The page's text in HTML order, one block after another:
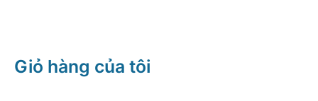
Giỏ hàng của tôi